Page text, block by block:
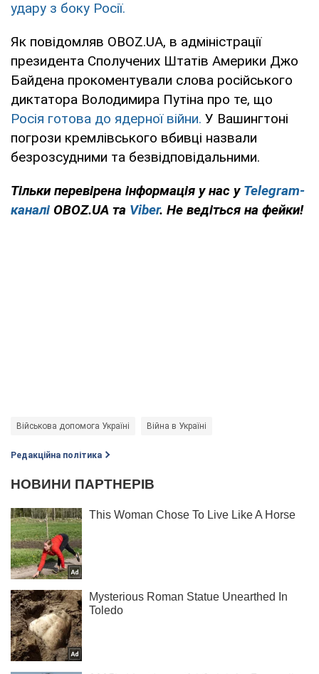
удару з боку Росії.
Як повідомляв OBOZ.UA, в адміністрації
президента Сполучених Штатів Америки Джо
Байдена прокоментували слова російського
диктатора Володимира Путіна про те, що
Росія готова до ядерної війни. У Вашингтоні
погрози кремлівського вбивці назвали
безрозсудними та безвідповідальними.
Тільки перевірена інформація у нас у Telegram-
каналі OBOZ.UA та Viber. Не ведіться на фейки!
Військова допомога Україні Війна в Україні
Редакційна політика